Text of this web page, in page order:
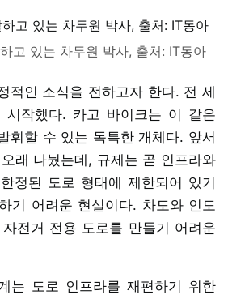
고 있는 차두원 박사, 출처: IT동아
적인 소식을 전하고자 한다. 전 세
시작했다. 카고 바이크는 이 같은
휘할 수 있는 독특한 개체다. 앞서
래 나눴는데, 규제는 곧 인프라와
정된 도로 형태에 제한되어 있기
기 어려운 현실이다. 차도와 인도
전거 전용 도로를 만들기 어려운
는 도로 인프라를 재편하기 위한